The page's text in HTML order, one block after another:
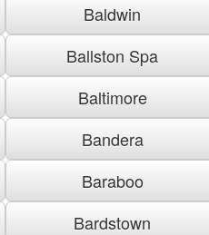
Baldwin
Ballston Spa
Baltimore
Bandera
Baraboo
Bardstown